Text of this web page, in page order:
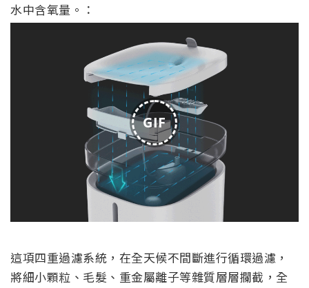
水中含氧量。：
GIF
這項四重過濾系統，在全天候不間斷進行循環過濾，
將細小顆粒、毛髮、重金屬離子等雜質層層攔截，全